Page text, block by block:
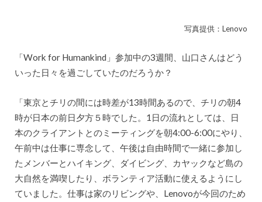
写真提供：Lenovo
「Work for Humankind」参加中の3週間、山口さんはどう
いった日々を過ごしていたのだろうか？
「東京とチリの間には時差が13時間あるので、チリの朝4
時が日本の前日夕方５時でした。1日の流れとしては、日
本のクライアントとのミーティングを朝4:00-6:00にやり、
午前中は仕事に専念して、午後は自由時間で一緒に参加し
たメンバーとハイキング、ダイビング、カヤックなど島の
大自然を満喫したり、ボランティア活動に使えるようにし
ていました。仕事は家のリビングや、Lenovoが今回のため